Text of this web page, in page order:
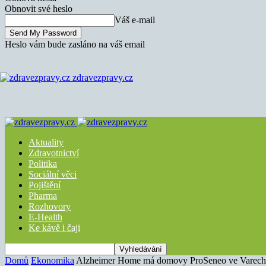
Obnovit své heslo
Váš e-mail
Heslo vám bude zasláno na váš email
zdravezpravy.cz
Aktuality
Zdravotnictví
Politika
Sociální věci
Pojištění
Pharma
Rozhovory
E-Health
Ke kávě i čaji
Domů Ekonomika Alzheimer Home má domovy ProSeneo ve